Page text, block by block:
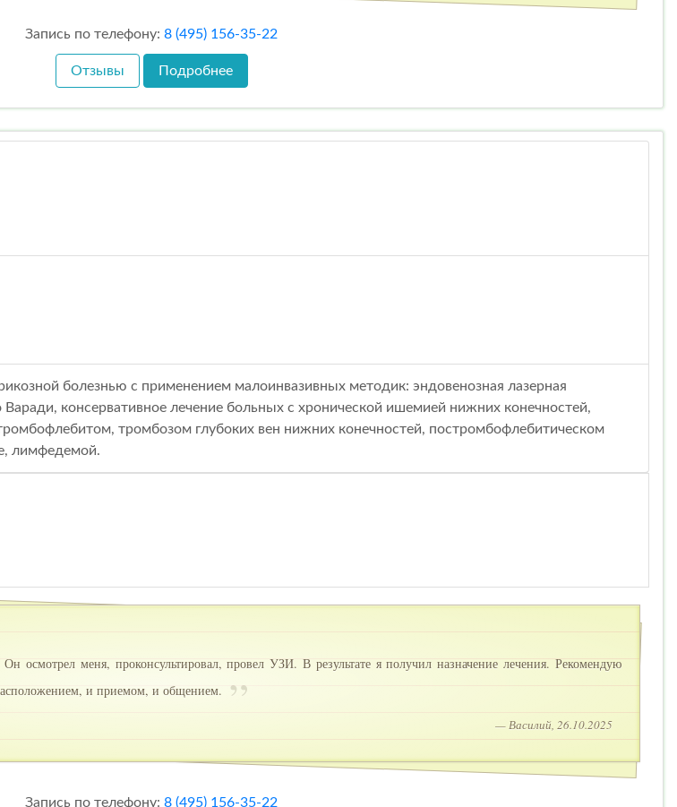
Запись по телефону: 8 (495) 156-35-22
Отзывы Подробнее
болезнью с применением малоинвазивных методик: эндовенозная лазерная
консервативное лечение больных с хронической ишемией нижних конечностей,
тромбозом глубоких вен нижних конечностей, постромбофлебитическом
лимфедемой.
осмотрел меня, проконсультировал, провел УЗИ. В результате я получил назначение лечения. Рекомендую
и приемом, и общением.
— Василий, 26.10.2025
Запись по телефону: 8 (495) 156-35-22